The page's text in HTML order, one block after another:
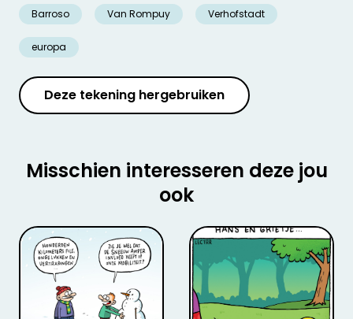
Barroso Van Rompuy Verhofstadt
europa
Deze tekening hergebruiken
Misschien interesseren deze jou
ook